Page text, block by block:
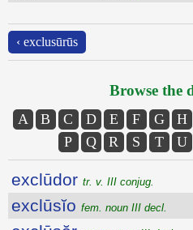
‹ exclusūrūs
Browse the
A B C D E F G H
P
Q R S T U
exclūdor tr. v. III conjug.
exclūsĭo fem. noun III decl.